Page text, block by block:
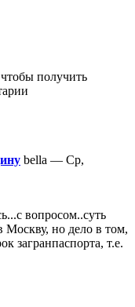
получить
bella — Ср,
вопросом..суть
Москву, но дело в том,
загранпаспорта, т.е.